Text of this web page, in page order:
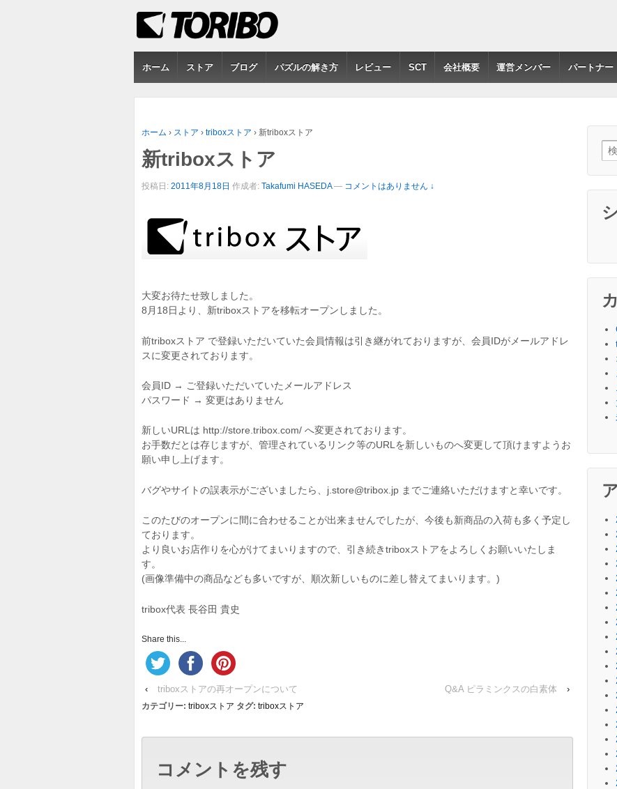
ホーム ストア ブログ パズルの解き方 レビュー SCT 会社概要 運営メンバー パートナー
ホーム › ストア › triboxストア › 新triboxストア
新triboxストア
投稿日: 2011年8月18日 作成者: Takafumi HASEDA — コメントはありません ↓
大変お待たせ致しました。
8月18日より、新triboxストアを移転オープンしました。
前triboxストア で登録いただいていた会員情報は引き継がれておりますが、会員IDがメールアドレ
スに変更されております。
会員ID → ご登録いただいていたメールアドレス
パスワード → 変更はありません
新しいURLは http://store.tribox.com/ へ変更されております。
お手数だとは存じますが、管理されているリンク等のURLを新しいものへ変更して頂けますようお
願い申し上げます。
バグやサイトの誤表示がございましたら、j.store@tribox.jp までご連絡いただけますと幸いです。
このたびのオープンに間に合わせることが出来ませんでしたが、今後も新商品の入荷も多く予定し
ております。
より良いお店作りを心がけてまいりますので、引き続きtriboxストアをよろしくお願いいたしま
す。
(画像準備中の商品なども多いですが、順次新しいものに差し替えてまいります。)
tribox代表 長谷田 貴史
Share this...
‹ triboxストアの再オープンについて Q&A ピラミンクスの白素体 ›
カテゴリー: triboxストア タグ: triboxストア
コメントを残す
検